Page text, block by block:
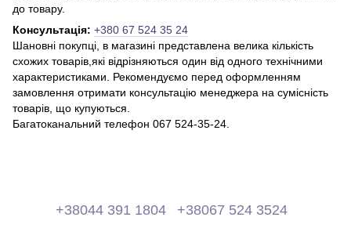
до товару.
Консультація: +380 67 524 35 24
Шановні покупці, в магазині представлена ​​велика кількість
схожих товарів,які відрізняються один від одного технічними
характеристиками. Рекомендуємо перед оформленням
замовлення отримати консультацію менеджера на сумісність
товарів, що купуються.
Багатоканальний телефон 067 524-35-24.
+38044 391 1804
+38067 524 3524